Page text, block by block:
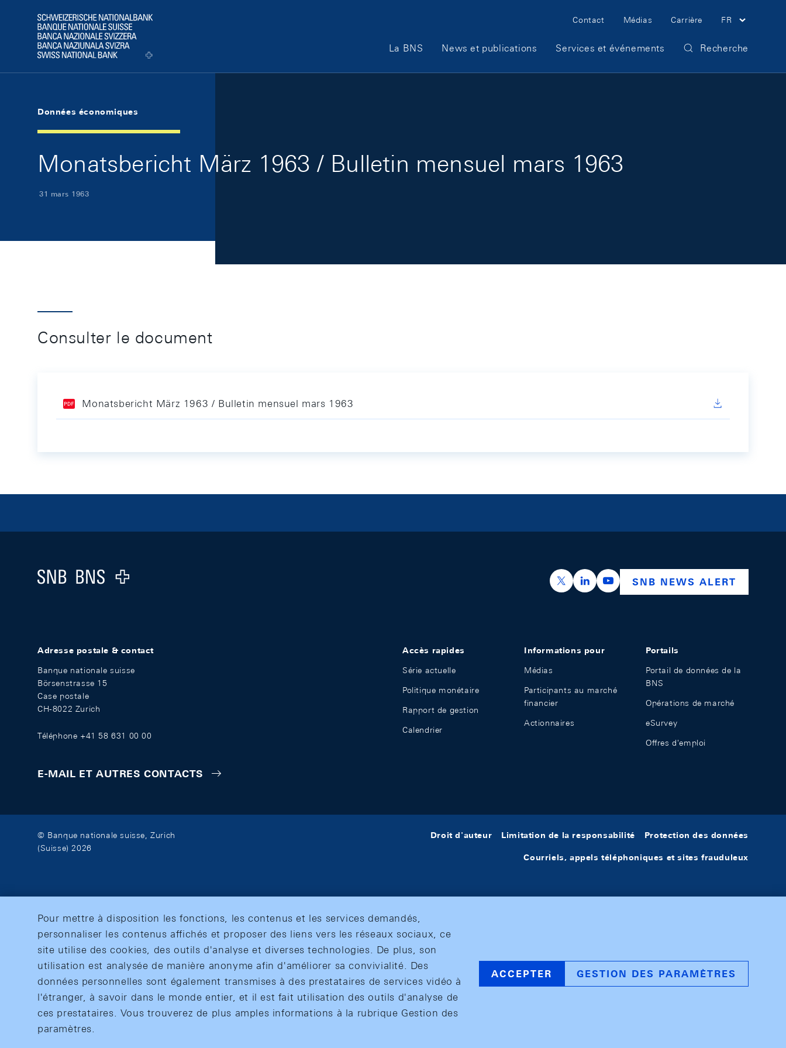
Logo
Meta Navigation
Contact Médias Carrière FR
Main Navigation
La BNS News et publications Services et événements Recherche
Données économiques
Monatsbericht März 1963 / Bulletin mensuel mars 1963
31 mars 1963
Consulter le document
Monatsbericht März 1963 / Bulletin mensuel mars 1963
Logo
https://x.com/snb_bns
https://ch.linkedin.com/company/swiss-
https://www.youtube.com/
SNB NEWS ALERT
Adresse postale & contact
Banque nationale suisse
Börsenstrasse 15
Case postale
CH-8022 Zurich
Téléphone +41 58 631 00 00
E-MAIL ET AUTRES CONTACTS
Accès rapides
Série actuelle
Politique monétaire
Rapport de gestion
Calendrier
Informations pour
Médias
Participants au marché
financier
Actionnaires
Portails
Portail de données de la
BNS
Opérations de marché
eSurvey
Offres d'emploi
© Banque nationale suisse, Zurich
(Suisse) 2026
Droit d'auteur Limitation de la responsabilité Protection des données
Courriels, appels téléphoniques et sites frauduleux
Pour mettre à disposition les fonctions, les contenus et les services demandés,
personnaliser les contenus affichés et proposer des liens vers les réseaux sociaux, ce
site utilise des cookies, des outils d'analyse et diverses technologies. De plus, son
utilisation est analysée de manière anonyme afin d'améliorer sa convivialité. Des
données personnelles sont également transmises à des prestataires de services vidéo à
l'étranger, à savoir dans le monde entier, et il est fait utilisation des outils d'analyse de
ces prestataires. Vous trouverez de plus amples informations à la rubrique Gestion des
paramètres.
ACCEPTER GESTION DES PARAMÈTRES